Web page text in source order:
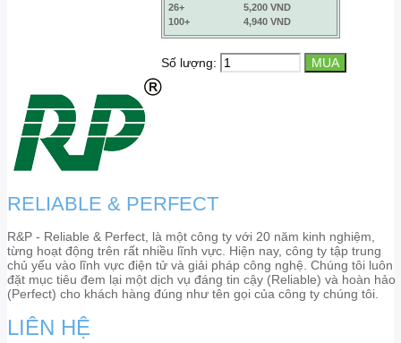
26+
5,200 VND
100+
4,940 VND
Số lượng:
RELIABLE & PERFECT
R&P - Reliable & Perfect, là một công ty với 20 năm kinh nghiệm,
từng hoạt động trên rất nhiều lĩnh vực. Hiện nay, công ty tập trung
chủ yếu vào lĩnh vực điện tử và giải pháp công nghệ. Chúng tôi luôn
đặt mục tiêu đem lại một dịch vụ đáng tin cậy (Reliable) và hoàn hảo
(Perfect) cho khách hàng đúng như tên gọi của công ty chúng tôi.
LIÊN HỆ